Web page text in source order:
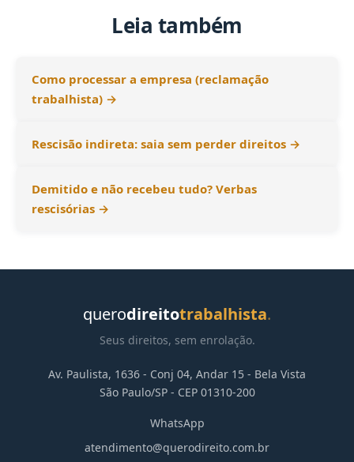
Leia também
Como processar a empresa (reclamação
trabalhista) →
Rescisão indireta: saia sem perder direitos →
Demitido e não recebeu tudo? Verbas
rescisórias →
querodireitotrabalhista.
Seus direitos, sem enrolação.
Av. Paulista, 1636 - Conj 04, Andar 15 - Bela Vista
São Paulo/SP - CEP 01310-200
WhatsApp
atendimento@querodireito.com.br